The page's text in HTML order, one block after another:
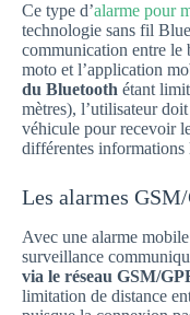
Ce type d’alarme pour
technologie sans fil
communication entre le
moto et l’application
du Bluetooth étant
mètres), l’utilisateur
véhicule pour recevoir
différentes informations
Les alarmes GSM/
Avec une alarme
surveillance
via le réseau GSM/
limitation de distance